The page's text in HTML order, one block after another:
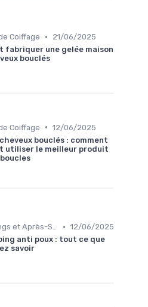
Coiffage •
21/06/2025
fabriquer une gelée maison
bouclés
Coiffage • 12/06/2025
bouclés : comment
utiliser le meilleur produit
Shampoings et Après-Shampoings • 12/06/2025
anti poux : tout ce que
savoir